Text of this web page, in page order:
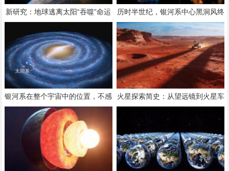
新研究：地球逃离太阳“吞噬”命运
的可能性增大
历时半世纪，银河系中心黑洞风终
被发现
银河系在整个宇宙中的位置，不感
叹地球的渺小，感叹银河系的渺
小！
火星探索简史：从望远镜到火星车